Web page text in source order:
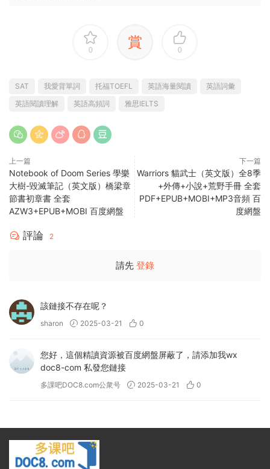
0 賞 0
SAT 我愛背單詞 托福TOEFL 英語海量閱讀
英語詞彙
英語閱讀理解
英語高頻詞 雅思IELTS
上一篇
Notebook of Doom Series 學樂
大樹-毀滅筆記（英文版）橋梁章
節書初章書 全套
AZW3+EPUB+MOBI 百度網盤
下一篇
Warriors 貓武士（英文版）全8季
+外傳+小說+荒野手冊 全套
PDF+EPUB+MOBI+MP3音頻 百
度網盤
評論 2
請先 登錄
該鏈接不存在呢？
sharon 2025-03-21 0
您好，這個精讀資源被百度網盤屏蔽了，請添加我wx
doc8-com 私發您鏈接
多課吧DOC8.com公衆号 2025-03-21 0